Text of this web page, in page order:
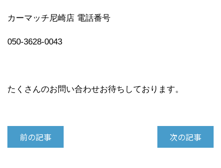
カーマッチ尼崎店 電話番号
050-3628-0043
たくさんのお問い合わせお待ちしております。
前の記事 次の記事